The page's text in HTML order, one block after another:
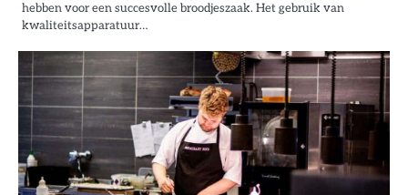
hebben voor een succesvolle broodjeszaak. Het gebruik van
kwaliteitsapparatuur…